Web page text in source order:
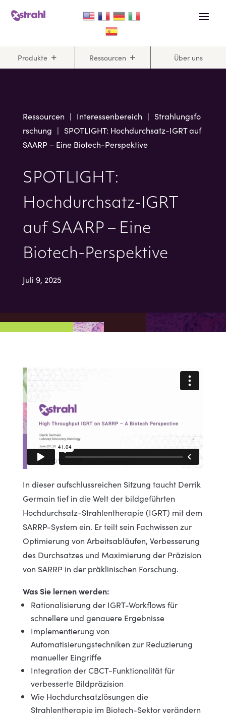
Produkte Ressourcen Über uns
Ressourcen | Interessenbereich | Strahlungsfo
rschung | SPOTLIGHT: Hochdurchsatz-IGRT auf
SAARP – Eine Biotech-Perspektive
SPOTLIGHT:
Hochdurchsatz-IGRT
auf SAARP – Eine
Biotech-Perspektive
Juli 9, 2025
In dieser aufschlussreichen Sitzung taucht Derrik
Germain tief in die Welt der bildgeführten
Hochdurchsatz-Strahlentherapie (IGRT) mit dem
SARRP-System ein. Er teilt sein Fachwissen zur
Optimierung von Arbeitsabläufen, Verbesserung
des Durchsatzes und Maximierung der Präzision
von SARRP in der präklinischen Forschung.
Was Sie lernen werden:
Rationalisierung der IGRT-Workflows für
schnellere und genauere Ergebnisse
Implementierung von
Automatisierungstechniken zur Reduzierung
manueller Eingriffe
Integration der CBCT-Funktionalität für
verbesserte Bildpräzision
Wie Hochdurchsatzlösungen die
Strahlentherapie im Biotech-Sektor verändern